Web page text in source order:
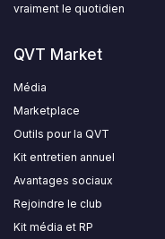
vraiment le quotidien
QVT Market
Média
Marketplace
Outils pour la QVT
Kit entretien annuel
Avantages sociaux
Rejoindre le club
Kit média et RP